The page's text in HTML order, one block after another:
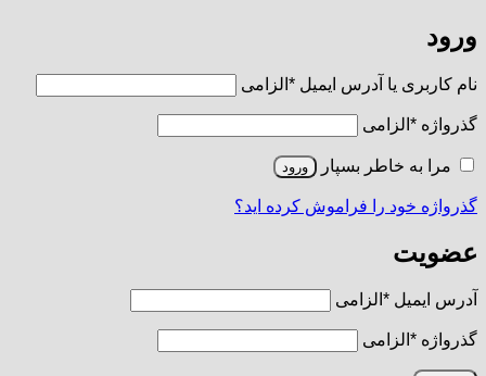
ورود
نام کاربری یا آدرس ایمیل * الزامی
گذرواژه * الزامی
مرا به خاطر بسپار ورود
گذرواژه خود را فراموش کرده اید؟
عضویت
آدرس ایمیل * الزامی
گذرواژه * الزامی